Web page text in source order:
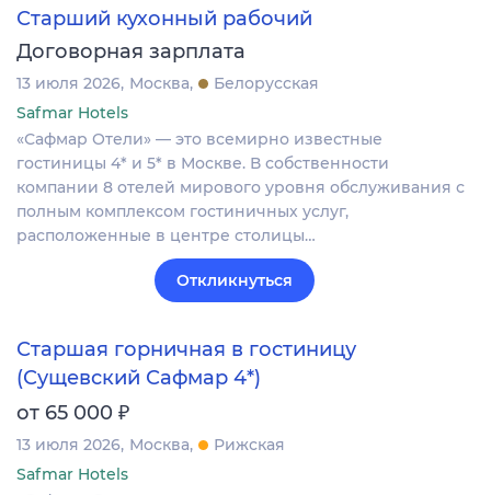
Старший кухонный рабочий
Договорная зарплата
13 июля 2026 Москва
Белорусская
Safmar Hotels
«Сафмар Отели» — это всемирно известные
гостиницы 4* и 5* в Москве. В собственности
компании 8 отелей мирового уровня обслуживания с
полным комплексом гостиничных услуг,
расположенные в центре столицы…
Откликнуться
Старшая горничная в гостиницу
(Сущевский Сафмар 4*)
от 65 000 ₽
13 июля 2026 Москва
Рижская
Safmar Hotels